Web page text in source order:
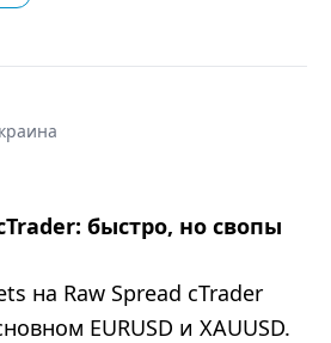
на Raw Spread cTrader
EURUSD и XAUUSD.